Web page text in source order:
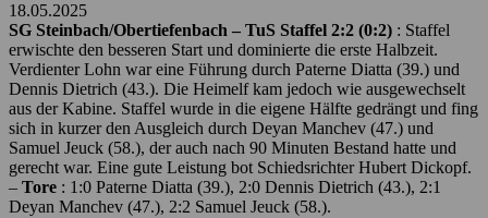
18.05.2025
SG Steinbach/Obertiefenbach – TuS Staffel 2:2 (0:2) : Staffel
erwischte den besseren Start und dominierte die erste Halbzeit.
Verdienter Lohn war eine Führung durch Paterne Diatta (39.) und
Dennis Dietrich (43.). Die Heimelf kam jedoch wie ausgewechselt
aus der Kabine. Staffel wurde in die eigene Hälfte gedrängt und fing
sich in kurzer den Ausgleich durch Deyan Manchev (47.) und
Samuel Jeuck (58.), der auch nach 90 Minuten Bestand hatte und
gerecht war. Eine gute Leistung bot Schiedsrichter Hubert Dickopf.
– Tore : 1:0 Paterne Diatta (39.), 2:0 Dennis Dietrich (43.), 2:1
Deyan Manchev (47.), 2:2 Samuel Jeuck (58.).